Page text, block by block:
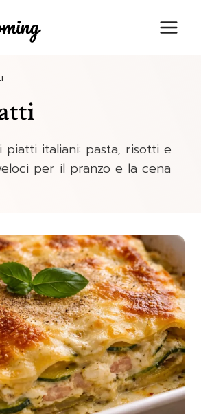
piatti italiani: pasta, risotti e
per il pranzo e la cena